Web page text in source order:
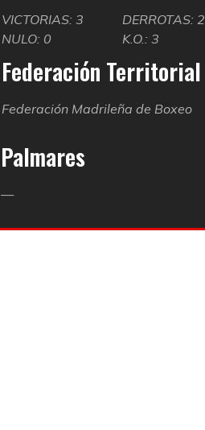
VICTORIAS: 3
DERROTAS: 2
NULO: 0
K.O.: 3
Federación Territorial
Federación Madrileña de Boxeo
Palmares
—